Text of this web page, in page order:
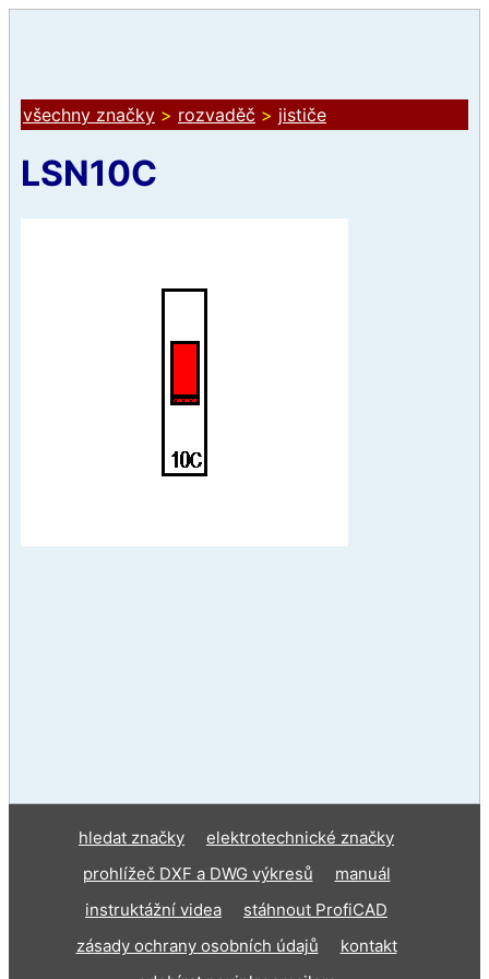
všechny značky > rozvaděč > jističe
LSN10C
hledat značky
elektrotechnické značky
prohlížeč DXF a DWG výkresů
manuál
instruktážní videa
stáhnout ProfiCAD
zásady ochrany osobních údajů
kontakt